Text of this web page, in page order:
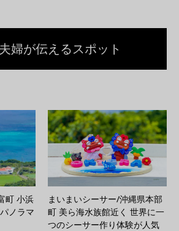
婦が伝えるスポット
町 小浜
ノラマ
まいまいシーサー/沖縄県本部
町 美ら海水族館近く 世界に一
つのシーサー作り体験が人気